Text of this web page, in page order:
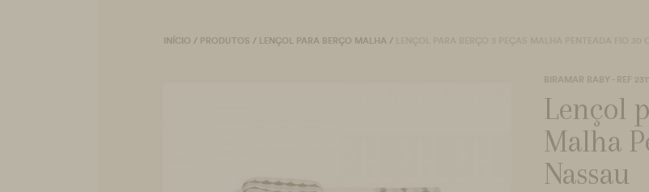
INÍCIO / PRODUTOS / LENÇOL PARA BERÇO MALHA /
BIRAMAR BABY - REF
Lençol
Malha
Nassau